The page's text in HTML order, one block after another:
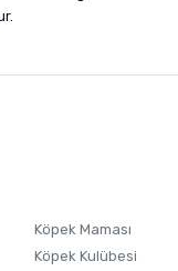
Ürünü Satın Al
Köpek Maması
Köpek Kulübesi